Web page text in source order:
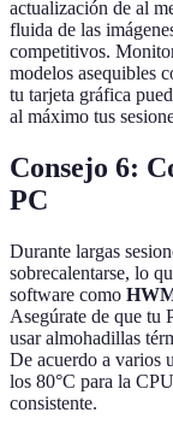
actualización de al
fluida de las
competitivos.
modelos asequibles
tu tarjeta gráfica
al máximo tus
Consejo 6:
PC
Durante largas
sobrecalentarse, lo
software como
Asegúrate de que tu
usar almohadillas
De acuerdo a varios
los 80°C para la
consistente.